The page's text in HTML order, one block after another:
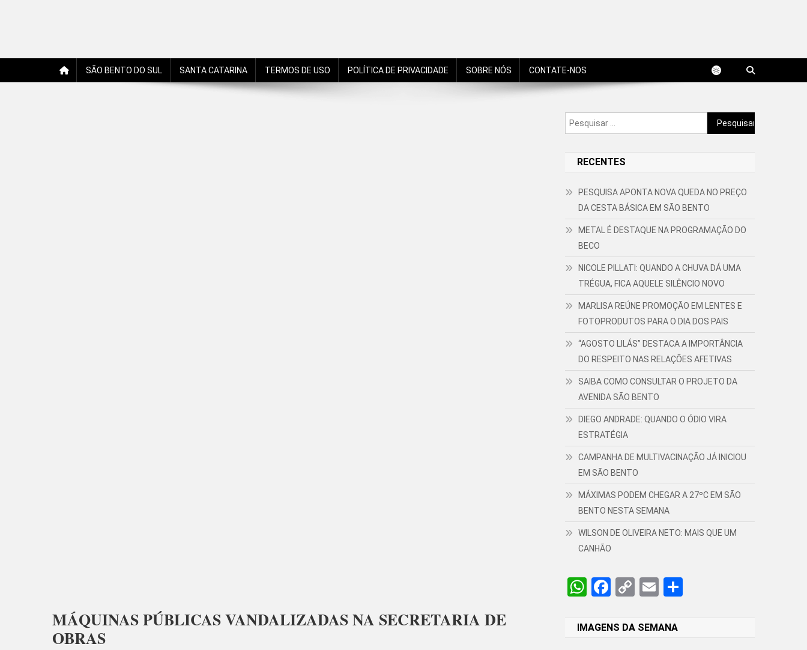
SÃO BENTO DO SUL SANTA CATARINA TERMOS DE USO POLÍTICA DE PRIVACIDADE SOBRE NÓS CONTATE-NOS
MÁQUINAS PÚBLICAS VANDALIZADAS NA SECRETARIA DE
OBRAS
Pesquisar
por:
RECENTES
PESQUISA APONTA NOVA QUEDA NO PREÇO
DA CESTA BÁSICA EM SÃO BENTO
METAL É DESTAQUE NA PROGRAMAÇÃO DO
BECO
NICOLE PILLATI: QUANDO A CHUVA DÁ UMA
TRÉGUA, FICA AQUELE SILÊNCIO NOVO
MARLISA REÚNE PROMOÇÃO EM LENTES E
FOTOPRODUTOS PARA O DIA DOS PAIS
“AGOSTO LILÁS” DESTACA A IMPORTÂNCIA
DO RESPEITO NAS RELAÇÕES AFETIVAS
SAIBA COMO CONSULTAR O PROJETO DA
AVENIDA SÃO BENTO
DIEGO ANDRADE: QUANDO O ÓDIO VIRA
ESTRATÉGIA
CAMPANHA DE MULTIVACINAÇÃO JÁ INICIOU
EM SÃO BENTO
MÁXIMAS PODEM CHEGAR A 27ºC EM SÃO
BENTO NESTA SEMANA
WILSON DE OLIVEIRA NETO: MAIS QUE UM
CANHÃO
WhatsApp
Facebook
CopyEmail
IMAGENS DA SEMANA